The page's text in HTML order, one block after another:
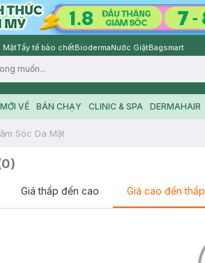
MặtTẩy tế bào chếtBiodermaNước GiặtBagsmart
VỀ BÁN CHẠY CLINIC & SPA DERMAHAIR
Sóc Da Mặt
0)
Giá thấp đến cao Giá cao đến thấp